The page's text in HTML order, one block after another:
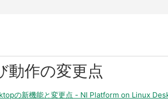
動作の変更点
の新機能と変更点 - NI Platform on Linux